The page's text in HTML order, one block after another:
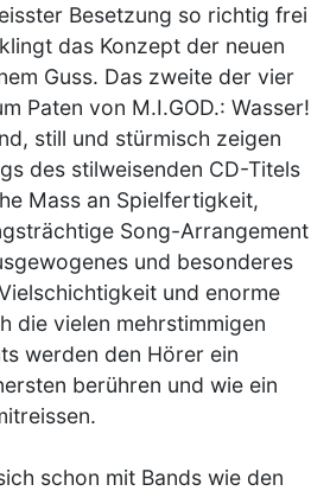
Besetzung so richtig frei
das Konzept der neuen
Guss. Das zweite der vier
Paten von M.I.GOD.: Wasser!
still und stürmisch zeigen
des stilweisenden CD-Titels
Mass an Spielfertigkeit,
Song-Arrangement
und besonderes
und enorme
die vielen mehrstimmigen
werden den Hörer ein
berühren und wie ein
schon mit Bands wie den